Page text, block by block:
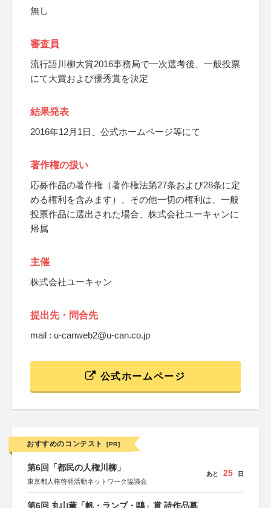
無し
審査員
流行語川柳大賞2016事務局で一次選考後、一般投票
にて大賞および優秀賞を決定
結果発表
2016年12月1日、公式ホームページ等にて
著作権の扱い
応募作品の著作権（著作権法第27条および28条に定
める権利を含みます）、その他一切の権利は、一般
投票作品に選出された場合、株式会社ユーキャンに
帰属
主催
株式会社ユーキャン
提出先・問合先
mail : u-canweb2@u-can.co.jp
公式ホームページ
おすすめのコンテスト [PR]
第6回「都民の人権川柳」
東京都人権啓発活動ネットワーク協議会
あと 25 日
第6回 丸山薫「帆・ランプ・鷗」賞 詩作品募